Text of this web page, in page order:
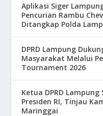
Aplikasi Siger
Pencurian Rambu
Ditangkap Polda
DPRD Lampung
Masyarakat Melalui
Tournament 2026
Ketua DPRD
Presiden RI, Tinjau
Maringgai